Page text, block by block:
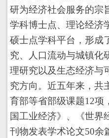
研为经济社会服务的宗
学科博士点、理论经济
硕士点学科平台，形成
究、人口流动与城镇化
理研究以及生态经济与
究方向。近五年来，共
育部等省部级课题12项
国工业经济》、《世界
刊物发表学术论文50余